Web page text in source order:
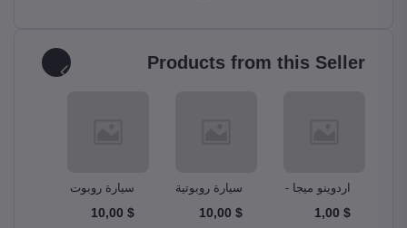
Products from this Seller
اردوينو ميجا -
2560
$ 1,00
سيارة روبوتية
Robotics Car
$ 10,00
سيارة روبوت
Robot Car
$ 10,00